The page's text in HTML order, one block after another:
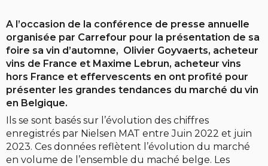
A l’occasion de la conférence de presse annuelle
organisée par Carrefour pour la présentation de sa
foire sa vin d’automne, Olivier Goyvaerts, acheteur
vins de France et Maxime Lebrun, acheteur vins
hors France et effervescents en ont profité pour
présenter les grandes tendances du marché du vin
en Belgique.
Ils se sont basés sur l’évolution des chiffres
enregistrés par Nielsen MAT entre Juin 2022 et juin
2023. Ces données reflètent l’évolution du marché
en volume de l’ensemble du maché belge. Les